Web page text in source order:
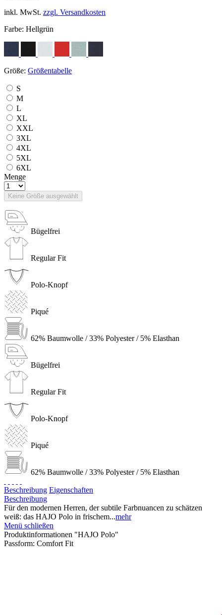
inkl. MwSt. zzgl. Versandkosten
Farbe: Hellgrün
Größe: Größentabelle
S
M
L
XL
XXL
3XL
4XL
5XL
6XL
Menge
Keine Größe ausgewählt
Bügelfrei
Regular Fit
Polo-Knopf
Piqué
62% Baumwolle / 33% Polyester / 5% Elasthan
Bügelfrei
Regular Fit
Polo-Knopf
Piqué
62% Baumwolle / 33% Polyester / 5% Elasthan
Beschreibung Eigenschaften
Beschreibung
Für den modernen Herren, der subtile Farbnuancen zu schätzen
weiß: das HAJO Polo in frischem...mehr
Menü schließen
Produktinformationen "HAJO Polo"
Passform: Comfort Fit